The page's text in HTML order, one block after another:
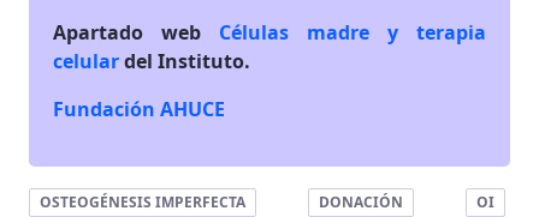
Apartado web Células madre y terapia
celulardel Instituto.
Fundación AHUCE
OSTEOGÉNESIS IMPERFECTA DONACIÓN
OI